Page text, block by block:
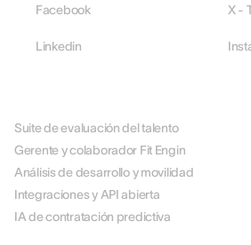
Facebook X -
Linkedin
Suite de evaluación del talento
Gerente y colaborador Fit Engin
Análisis de desarrollo y movilidad
Integraciones y API abierta
IA de contratación predictiva